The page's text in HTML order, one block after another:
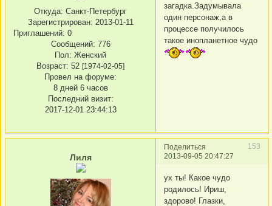
Откуда: Санкт-Петербург
Зарегистрирован: 2013-01-11
Приглашений: 0
Сообщений: 776
Пол: Женский
Возраст: 52 [1974-02-05]
Провел на форуме:
8 дней 6 часов
Последний визит:
2017-12-01 23:44:13
загадка.Задумывала
один персонаж,а в
процессе получилось
такое инопланетное чудо
Поделиться
153
2013-09-05 20:47:27
Лиля
ух ты! Какое чудо
родилось! Ириш,
здорово! Глазки,